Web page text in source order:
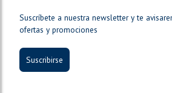
Suscríbete a nuestra newsletter y te
ofertas y promociones
Suscribirse